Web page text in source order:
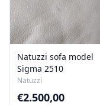
Natuzzi sofa model
Sigma 2510
Natuzzi
€2.500,00